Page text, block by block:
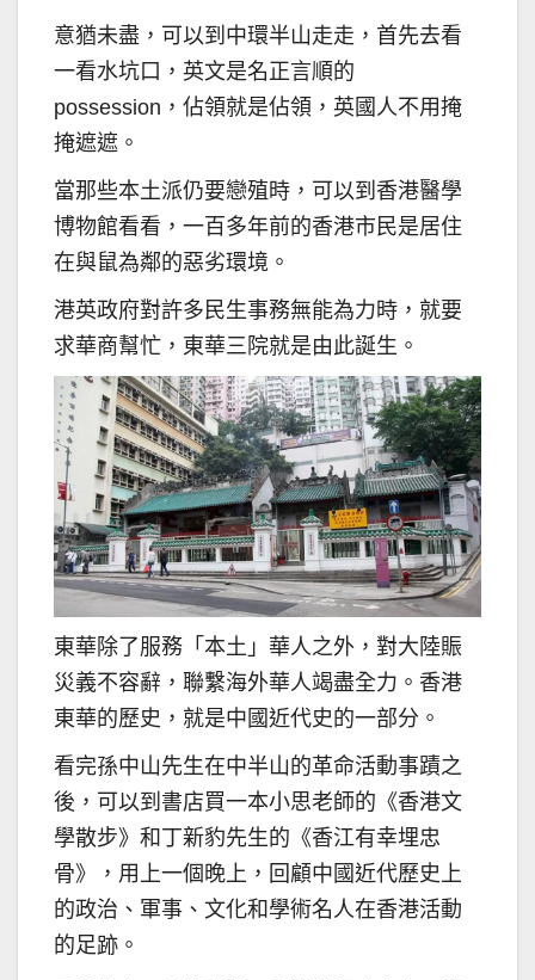
意猶未盡，可以到中環半山走走，首先去看
一看水坑口，英文是名正言順的
possession，佔領就是佔領，英國人不用掩
掩遮遮。
當那些本土派仍要戀殖時，可以到香港醫學
博物館看看，一百多年前的香港市民是居住
在與鼠為鄰的惡劣環境。
港英政府對許多民生事務無能為力時，就要
求華商幫忙，東華三院就是由此誕生。
東華除了服務「本土」華人之外，對大陸賑
災義不容辭，聯繫海外華人竭盡全力。香港
東華的歷史，就是中國近代史的一部分。
看完孫中山先生在中半山的革命活動事蹟之
後，可以到書店買一本小思老師的《香港文
學散步》和丁新豹先生的《香江有幸埋忠
骨》，用上一個晚上，回顧中國近代歷史上
的政治、軍事、文化和學術名人在香港活動
的足跡。